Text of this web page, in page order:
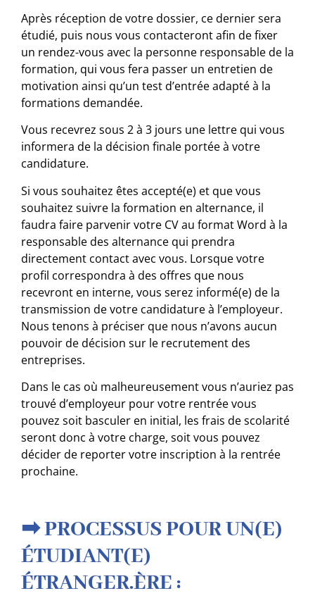
Après réception de votre dossier, ce dernier sera
étudié, puis nous vous contacteront afin de fixer
un rendez-vous avec la personne responsable de la
formation, qui vous fera passer un entretien de
motivation ainsi qu’un test d’entrée adapté à la
formations demandée.
Vous recevrez sous 2 à 3 jours une lettre qui vous
informera de la décision finale portée à votre
candidature.
Si vous souhaitez êtes accepté(e) et que vous
souhaitez suivre la formation en alternance, il
faudra faire parvenir votre CV au format Word à la
responsable des alternance qui prendra
directement contact avec vous. Lorsque votre
profil correspondra à des offres que nous
recevront en interne, vous serez informé(e) de la
transmission de votre candidature à l’employeur.
Nous tenons à préciser que nous n’avons aucun
pouvoir de décision sur le recrutement des
entreprises.
Dans le cas où malheureusement vous n’auriez pas
trouvé d’employeur pour votre rentrée vous
pouvez soit basculer en initial, les frais de scolarité
seront donc à votre charge, soit vous pouvez
décider de reporter votre inscription à la rentrée
prochaine.
➡ PROCESSUS POUR UN(E)
ÉTUDIANT(E)
ÉTRANGER.ÈRE :